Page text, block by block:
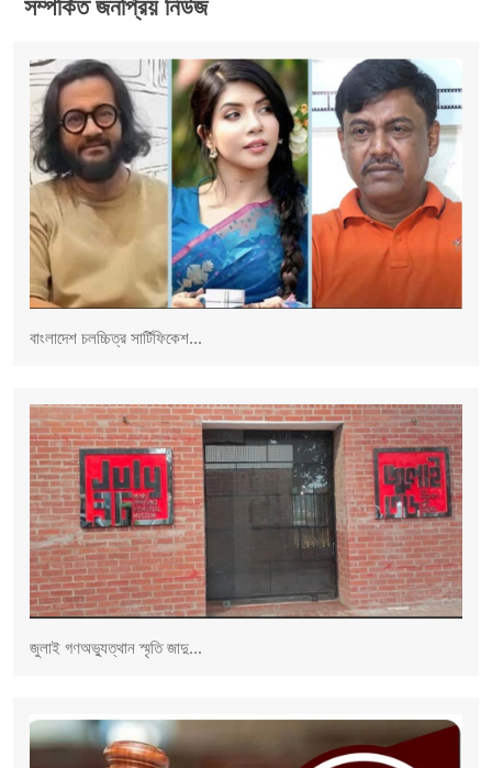
বাংলাদেশ চলচ্চিত্র সার্টিফিকেশ...
জুলাই গণঅভ্যুত্থান স্মৃতি জাদু...